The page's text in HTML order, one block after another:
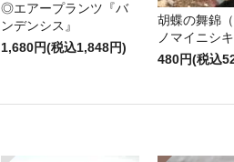
◎エアープランツ『バ
ンデンシス』
1,680円(税込1,848円)
胡蝶の舞錦
ノマイニシ
480円(税込